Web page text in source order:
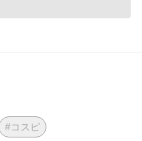
#コスピ